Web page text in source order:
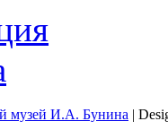
музей И.А. Бунина |